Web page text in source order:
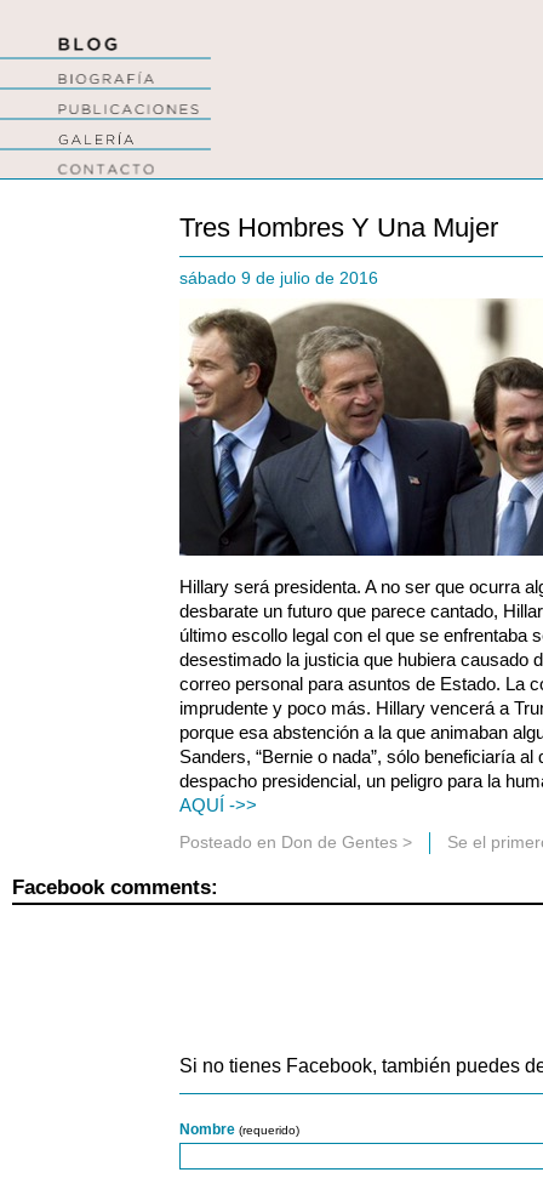
Tres Hombres Y Una Mujer
sábado 9 de julio de 2016
Hillary será presidenta. A no ser que ocurra
desbarate un futuro que parece cantado,
último escollo legal con el que se enfrentaba
desestimado la justicia que hubiera causado
correo personal para asuntos de Estado. La
imprudente y poco más. Hillary vencerá a
porque esa abstención a la que animaban
Sanders, “Bernie o nada”, sólo beneficiaría
despacho presidencial, un peligro para la
AQUÍ ->>
Posteado en Don de Gentes > Se el
Facebook comments:
Si no tienes Facebook, también puedes
Nombre (requerido)